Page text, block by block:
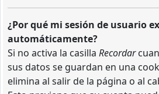
¿Por qué mi sesión de usuario
automáticamente?
Si no activa la casilla Recordar
sus datos se guardan en una
elimina al salir de la página o al